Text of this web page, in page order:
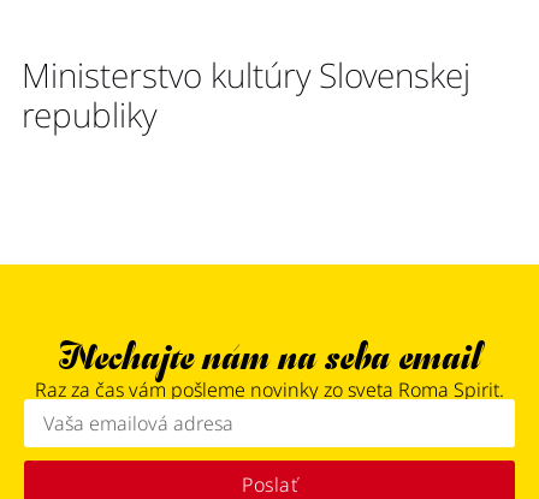
Ministerstvo kultúry Slovenskej
republiky
Nechajte nám na seba email
Raz za čas vám pošleme novinky zo sveta Roma Spirit.
Poslať